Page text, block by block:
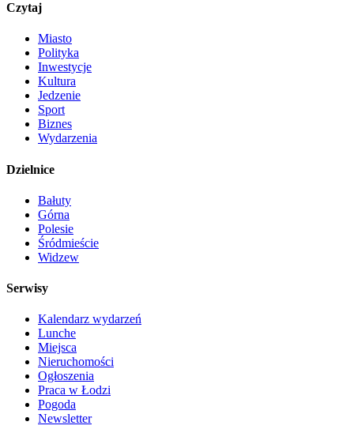
Czytaj
Miasto
Polityka
Inwestycje
Kultura
Jedzenie
Sport
Biznes
Wydarzenia
Dzielnice
Bałuty
Górna
Polesie
Śródmieście
Widzew
Serwisy
Kalendarz wydarzeń
Lunche
Miejsca
Nieruchomości
Ogłoszenia
Praca w Łodzi
Pogoda
Newsletter